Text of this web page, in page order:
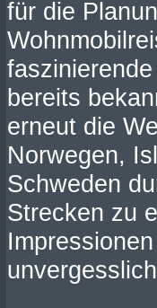
für die
bereits
erneut die
Norwegen,
Schweden
Strecken zu